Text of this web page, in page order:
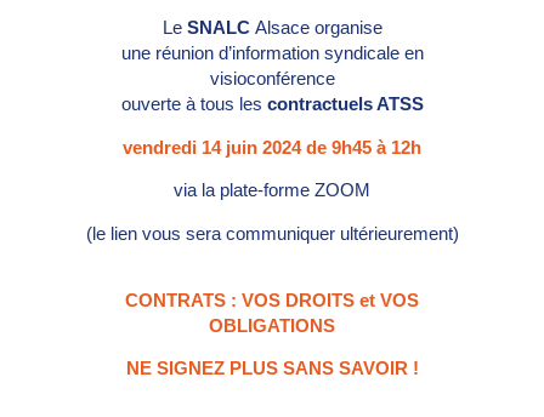
Le SNALC Alsace organise
une réunion d’information syndicale en
visioconférence
ouverte à tous les contractuels ATSS
vendredi 14 juin 2024 de 9h45 à 12h
via la plate-forme ZOOM
(le lien vous sera communiquer ultérieurement)
CONTRATS : VOS DROITS et VOS
OBLIGATIONS
NE SIGNEZ PLUS SANS SAVOIR !